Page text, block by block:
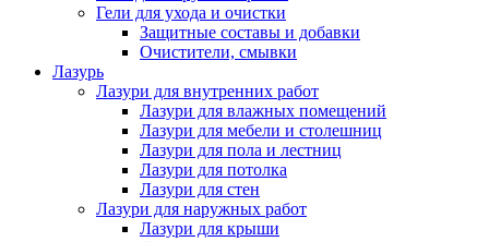
Гели для ухода и очистки
Защитные составы и добавки
Очистители, смывки
Лазурь
Лазури для внутренних работ
Лазури для влажных помещений
Лазури для мебели и столешниц
Лазури для пола и лестниц
Лазури для потолка
Лазури для стен
Лазури для наружных работ
Лазури для крыши